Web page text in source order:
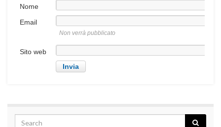
Nome
Email
Non verrà pubblicato
Sito web